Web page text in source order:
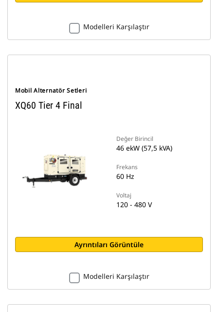
Modelleri Karşılaştır
Mobil Alternatör Setleri
XQ60 Tier 4 Final
Değer Birincil
46 ekW (57,5 kVA)
Frekans
60 Hz
Voltaj
120 - 480 V
Ayrıntıları Görüntüle
Modelleri Karşılaştır